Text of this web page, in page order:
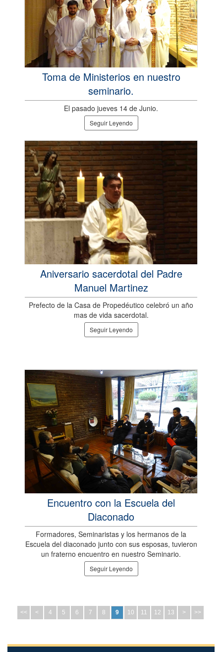
Toma de Ministerios en nuestro
seminario.
El pasado jueves 14 de Junio.
Seguir Leyendo
Aniversario sacerdotal del Padre
Manuel Martinez
Prefecto de la Casa de Propedéutico celebró un año
mas de vida sacerdotal.
Seguir Leyendo
Encuentro con la Escuela del
Diaconado
Formadores, Seminaristas y los hermanos de la
Escuela del diaconado junto con sus esposas, tuvieron
un fraterno encuentro en nuestro Seminario.
Seguir Leyendo
<< < 4 5 6 7 8 9 10 11 12 13 > >>